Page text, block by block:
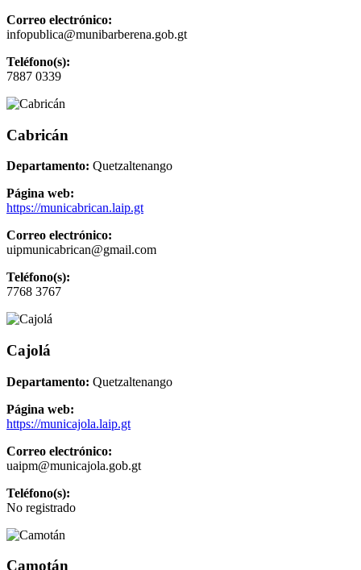
Correo electrónico:
infopublica@munibarberena.gob.gt
Teléfono(s):
7887 0339
Cabricán
Departamento: Quetzaltenango
Página web:
https://municabrican.laip.gt
Correo electrónico:
uipmunicabrican@gmail.com
Teléfono(s):
7768 3767
Cajolá
Departamento: Quetzaltenango
Página web:
https://municajola.laip.gt
Correo electrónico:
uaipm@municajola.gob.gt
Teléfono(s):
No registrado
Camotán